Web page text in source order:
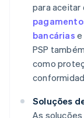
para aceitar
bancárias e
PSP
como
Soluções
As